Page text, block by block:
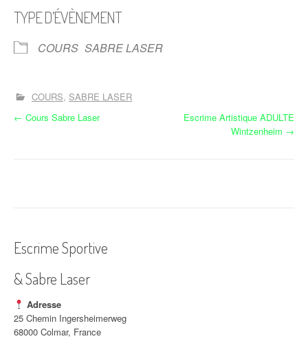
TYPE D’ÉVÈNEMENT
COURS SABRE LASER
COURS SABRE LASER
N
a
t
i
o
← Cours Sabre Laser
Escrime Artistique ADULTE
Wintzenheim →
Escrime Sportive
& Sabre Laser
Adresse
25 Chemin Ingersheimerweg
68000 Colmar, France